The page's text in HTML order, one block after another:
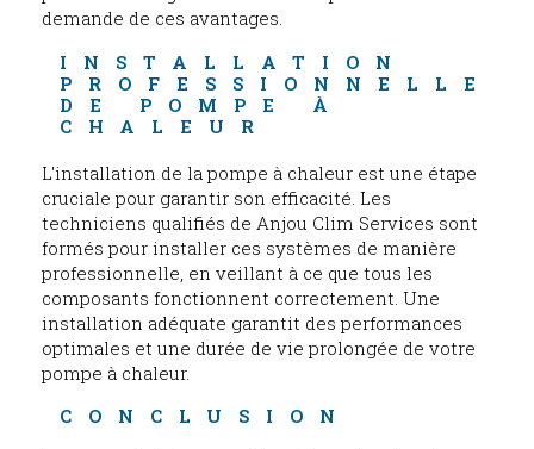
demande de ces avantages.
INSTALLATION
PROFESSIONNELLE
DE POMPE À
CHALEUR
L'installation de la pompe à chaleur est une étape
cruciale pour garantir son efficacité. Les
techniciens qualifiés de Anjou Clim Services sont
formés pour installer ces systèmes de manière
professionnelle, en veillant à ce que tous les
composants fonctionnent correctement. Une
installation adéquate garantit des performances
optimales et une durée de vie prolongée de votre
pompe à chaleur.
CONCLUSION